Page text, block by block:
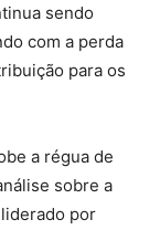
sendo
com a perda
para os
a régua de
sobre a
por